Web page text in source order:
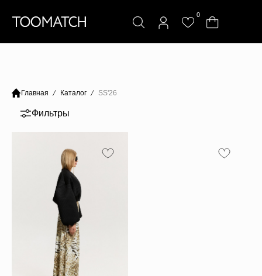
Главная Каталог SS'26
Фильтры